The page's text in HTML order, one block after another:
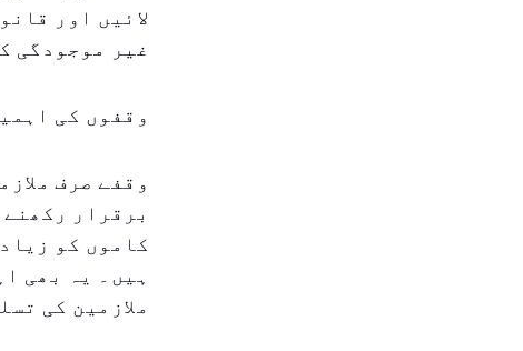
لائیں اور
غیر موجودگی
وقفوں کی
وقفے صرف
برقرار
کاموں کو
ہیں۔ یہ بھی
ملازمین کی